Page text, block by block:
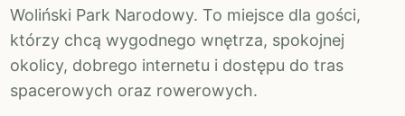
Woliński Park Narodowy. To miejsce dla gości,
którzy chcą wygodnego wnętrza, spokojnej
okolicy, dobrego internetu i dostępu do tras
spacerowych oraz rowerowych.